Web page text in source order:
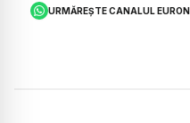
URMĂREȘTE CANALUL